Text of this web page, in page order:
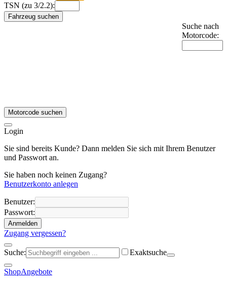
TSN (zu 3/2.2):
Fahrzeug suchen
Suche nach
Motorcode:
Motorcode suchen
Login
Sie sind bereits Kunde? Dann melden Sie sich mit Ihrem Benutzer
und Passwort an.
Sie haben noch keinen Zugang?
Benutzerkonto anlegen
Benutzer:
Passwort:
Anmelden
Zugang vergessen?
Suche: Exaktsuche
ShopAngebote